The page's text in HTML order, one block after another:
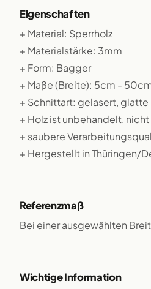
Eigenschaften
+ Material: Sperrholz
+ Materialstärke: 3mm
+ Form: Bagger
+ Maße (Breite): 5cm -
+ Schnittart: gelasert, glatte
+ Holz ist unbehandelt,
+ saubere
+ Hergestellt in Thüringen/
Referenzmaß
Bei einer ausgewählten
Wichtige Information